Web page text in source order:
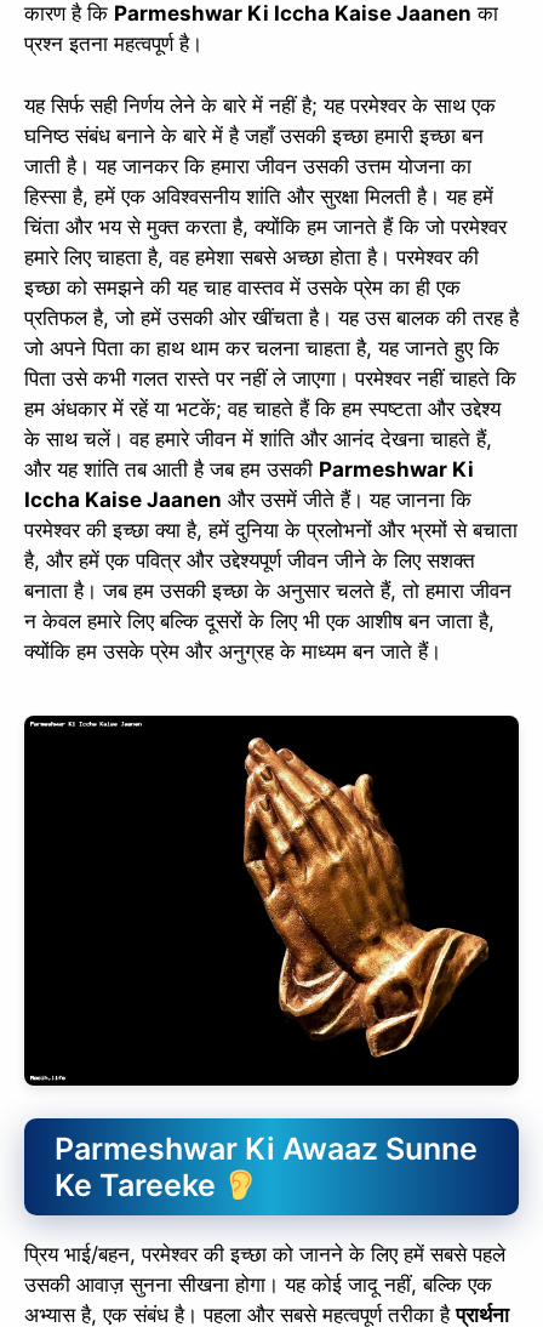
कारण है कि Parmeshwar Ki Iccha Kaise Jaanen का
प्रश्न इतना महत्वपूर्ण है।
यह सिर्फ सही निर्णय लेने के बारे में नहीं है; यह परमेश्वर के साथ एक
घनिष्ठ संबंध बनाने के बारे में है जहाँ उसकी इच्छा हमारी इच्छा बन
जाती है। यह जानकर कि हमारा जीवन उसकी उत्तम योजना का
हिस्सा है, हमें एक अविश्वसनीय शांति और सुरक्षा मिलती है। यह हमें
चिंता और भय से मुक्त करता है, क्योंकि हम जानते हैं कि जो परमेश्वर
हमारे लिए चाहता है, वह हमेशा सबसे अच्छा होता है। परमेश्वर की
इच्छा को समझने की यह चाह वास्तव में उसके प्रेम का ही एक
प्रतिफल है, जो हमें उसकी ओर खींचता है। यह उस बालक की तरह है
जो अपने पिता का हाथ थाम कर चलना चाहता है, यह जानते हुए कि
पिता उसे कभी गलत रास्ते पर नहीं ले जाएगा। परमेश्वर नहीं चाहते कि
हम अंधकार में रहें या भटकें; वह चाहते हैं कि हम स्पष्टता और उद्देश्य
के साथ चलें। वह हमारे जीवन में शांति और आनंद देखना चाहते हैं,
और यह शांति तब आती है जब हम उसकी Parmeshwar Ki
Iccha Kaise Jaanen और उसमें जीते हैं। यह जानना कि
परमेश्वर की इच्छा क्या है, हमें दुनिया के प्रलोभनों और भ्रमों से बचाता
है, और हमें एक पवित्र और उद्देश्यपूर्ण जीवन जीने के लिए सशक्त
बनाता है। जब हम उसकी इच्छा के अनुसार चलते हैं, तो हमारा जीवन
न केवल हमारे लिए बल्कि दूसरों के लिए भी एक आशीष बन जाता है,
क्योंकि हम उसके प्रेम और अनुग्रह के माध्यम बन जाते हैं।
Parmeshwar Ki Awaaz Sunne
Ke Tareeke
प्रिय भाई/बहन, परमेश्वर की इच्छा को जानने के लिए हमें सबसे पहले
उसकी आवाज़ सुनना सीखना होगा। यह कोई जादू नहीं, बल्कि एक
अभ्यास है, एक संबंध है। पहला और सबसे महत्वपूर्ण तरीका हैप्रार्थना